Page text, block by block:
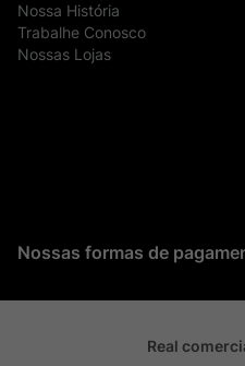
Nossa História
Trabalhe Conosco
Nossas Lojas
Nossas formas de
Real